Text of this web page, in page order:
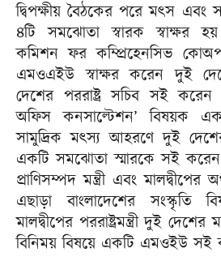
দ্বিপক্ষীয় বৈঠকের পরে মৎস এবং
৪টি সমঝোতা স্বারক স্বাক্ষর
কমিশন ফর কম্প্রিহেনসিভ
এমওএইউ স্বাক্ষর করেন দুই
দেশের পররাষ্ট্র সচিব সই করেন
অফিস কনসাল্টেশন’ বিষয়ক
সামুদ্রিক মৎস্য আহরণে দুই
একটি সমঝোতা স্মারকে সই করেন
প্রাণিসম্পদ মন্ত্রী এবং মালদ্বীপের
এছাড়া বাংলাদেশের সংস্কৃতি
মালদ্বীপের পররাষ্ট্রমন্ত্রী দুই
বিনিময় বিষয়ে একটি এমওইউ সই